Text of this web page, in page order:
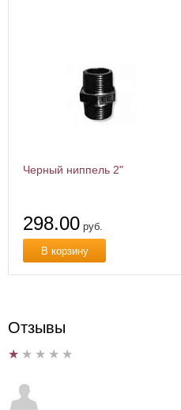
Черный ниппель 2"
298.00 руб.
В корзину
Отзывы